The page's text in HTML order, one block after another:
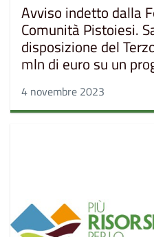
Avviso indetto dalla
Comunità Pistoiesi.
disposizione del
mln di euro su un
4 novembre 2023